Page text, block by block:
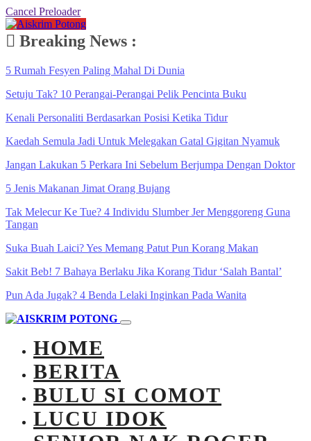
Cancel Preloader
Breaking News :
5 Rumah Fesyen Paling Mahal Di Dunia
Setuju Tak? 10 Perangai-Perangai Pelik Pencinta Buku
Kenali Personaliti Berdasarkan Posisi Ketika Tidur
Kaedah Semula Jadi Untuk Melegakan Gatal Gigitan Nyamuk
Jangan Lakukan 5 Perkara Ini Sebelum Berjumpa Dengan Doktor
5 Jenis Makanan Jimat Orang Bujang
Tak Melecur Ke Tue? 4 Individu Slumber Jer Menggoreng Guna
Tangan
Suka Buah Laici? Yes Memang Patut Pun Korang Makan
Sakit Beb! 7 Bahaya Berlaku Jika Korang Tidur ‘Salah Bantal’
Pun Ada Jugak? 4 Benda Lelaki Inginkan Pada Wanita
HOME
BERITA
BULU SI COMOT
LUCU IDOK